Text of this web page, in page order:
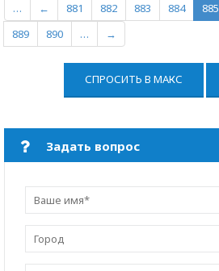
… ← 881 882 883 884 885
889
890 … →
СПРОСИТЬ В МАКС
Задать вопрос